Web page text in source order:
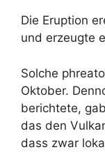
Die Eruption
und erzeugte
Solche
Oktober.
berichtete,
das den
dass zwar